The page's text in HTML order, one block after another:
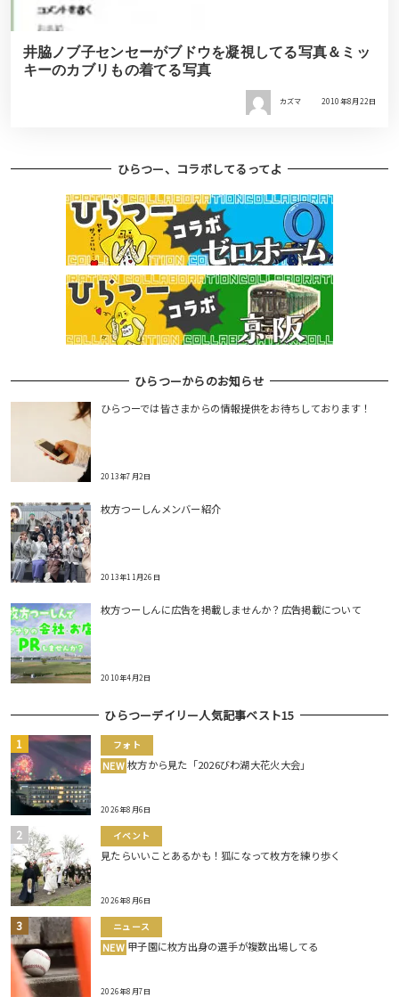
井脇ノブ子センセーがブドウを凝視してる写真＆ミッ
キーのカブリもの着てる写真
カズマ 2010年8月22日
ひらつー、コラボしてるってよ
ひらつーからのお知らせ
ひらつーでは皆さまからの情報提供をお待ちしております！
2013年7月2日
枚方つーしんメンバー紹介
2013年11月26日
枚方つーしんに広告を掲載しませんか？広告掲載について
2010年4月2日
ひらつーデイリー人気記事ベスト15
フォト
NEW 枚方から見た「2026びわ湖大花火大会」
2026年8月6日
イベント
見たらいいことあるかも！狐になって枚方を練り歩く
2026年8月6日
ニュース
NEW 甲子園に枚方出身の選手が複数出場してる
2026年8月7日